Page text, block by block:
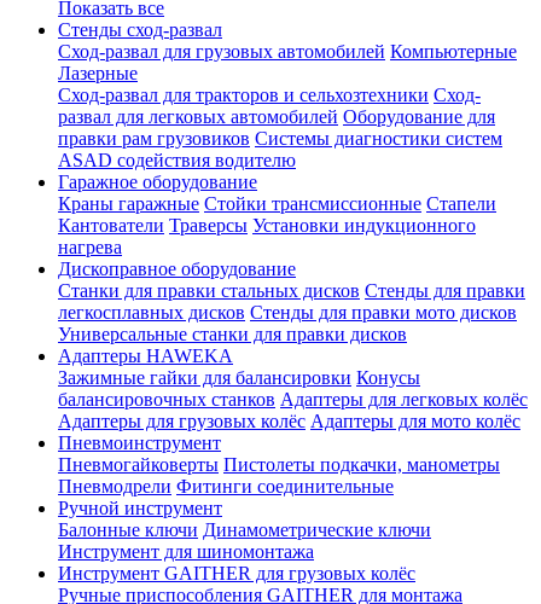
Показать все
Стенды сход-развал
Сход-развал для грузовых автомобилей Компьютерные
Лазерные
Сход-развал для тракторов и сельхозтехники Сход-
развал для легковых автомобилей Оборудование для
правки рам грузовиков Системы диагностики систем
ASAD содействия водителю
Гаражное оборудование
Краны гаражные Стойки трансмиссионные Стапели
Кантователи Траверсы Установки индукционного
нагрева
Дископравное оборудование
Станки для правки стальных дисков Стенды для правки
легкосплавных дисков Стенды для правки мото дисков
Универсальные станки для правки дисков
Адаптеры HAWEKA
Зажимные гайки для балансировки Конусы
балансировочных станков Адаптеры для легковых колёс
Адаптеры для грузовых колёс Адаптеры для мото колёс
Пневмоинструмент
Пневмогайковерты Пистолеты подкачки, манометры
Пневмодрели Фитинги соединительные
Ручной инструмент
Балонные ключи Динамометрические ключи
Инструмент для шиномонтажа
Инструмент GAITHER для грузовых колёс
Ручные приспособления GAITHER для монтажа